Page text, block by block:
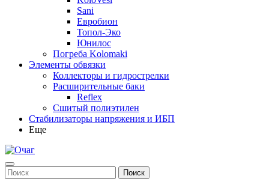
Sani
Евробион
Топол-Эко
Юнилос
Погреба Kolomaki
Элементы обвязки
Коллекторы и гидрострелки
Расширительные баки
Reflex
Сшитый полиэтилен
Стабилизаторы напряжения и ИБП
Еще